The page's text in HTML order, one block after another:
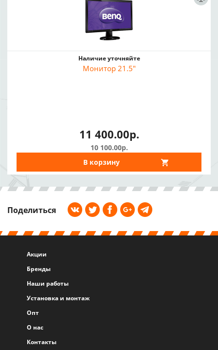
Наличие уточняйте
Монитор 21.5"
11 400.00р.
10 100.00р.
В корзину
Поделиться
Акции
Бренды
Наши работы
Установка и монтаж
Опт
О нас
Контакты